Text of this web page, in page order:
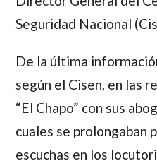
Seguridad Nacional
De la última
según el Cisen, en las
“El Chapo” con sus
cuales se prolongaban
escuchas en los